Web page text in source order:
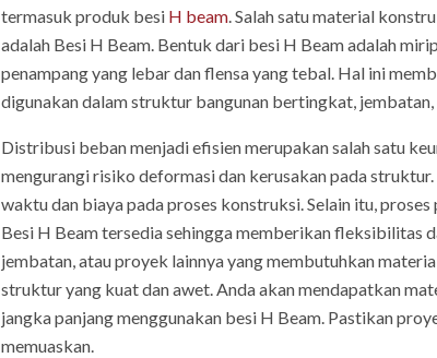
termasuk produk besi H beam. Salah satu material
adalah Besi H Beam. Bentuk dari besi H Beam adalah
penampang yang lebar dan flensa yang tebal. Hal ini
digunakan dalam struktur bangunan bertingkat,
Distribusi beban menjadi efisien merupakan salah satu
mengurangi risiko deformasi dan kerusakan pada
waktu dan biaya pada proses konstruksi. Selain itu,
Besi H Beam tersedia sehingga memberikan fleksibilitas
jembatan, atau proyek lainnya yang membutuhkan
struktur yang kuat dan awet. Anda akan mendapatkan
jangka panjang menggunakan besi H Beam. Pastikan
memuaskan.